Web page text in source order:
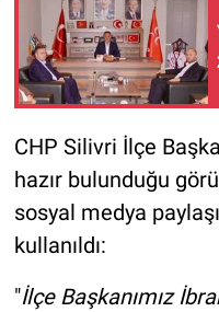
CHP Silivri İlçe
hazır bulunduğu
sosyal medya
kullanıldı:
"İlçe Başkanımız